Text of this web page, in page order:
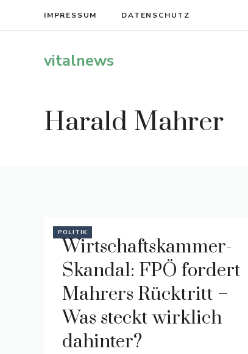
IMPRESSUM DATENSCHUTZ
vitalnews
Harald Mahrer
POLITIK
Wirtschaftskammer-
Skandal: FPÖ fordert
Mahrers Rücktritt –
Was steckt wirklich
dahinter?